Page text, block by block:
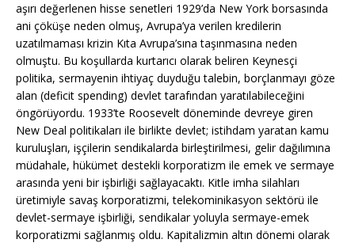
aşırı değerlenen hisse senetleri 1929’da New York borsasında
ani çöküşe neden olmuş, Avrupa’ya verilen kredilerin
uzatılmaması krizin Kıta Avrupa’sına taşınmasına neden
olmuştu. Bu koşullarda kurtarıcı olarak beliren Keynesçi
politika, sermayenin ihtiyaç duyduğu talebin, borçlanmayı göze
alan (deficit spending) devlet tarafından yaratılabileceğini
öngörüyordu. 1933’te Roosevelt döneminde devreye giren
New Deal politikaları ile birlikte devlet; istihdam yaratan kamu
kuruluşları, işçilerin sendikalarda birleştirilmesi, gelir dağılımına
müdahale, hükümet destekli korporatizm ile emek ve sermaye
arasında yeni bir işbirliği sağlayacaktı. Kitle imha silahları
üretimiyle savaş korporatizmi, telekominikasyon sektörü ile
devlet-sermaye işbirliği, sendikalar yoluyla sermaye-emek
korporatizmi sağlanmış oldu. Kapitalizmin altın dönemi olarak